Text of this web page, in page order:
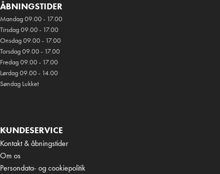
ÅBNINGSTIDER
Mandag 09.00 - 17.00
Tirsdag 09.00 - 17.00
Onsdag 09.00 - 17.00
Torsdag 09.00 - 17.00
Fredag 09.00 - 17.00
Lørdag 09.00 - 14.00
Søndag Lukket
KUNDESERVICE
Kontakt & åbningstider
Om os
Persondata- og cookiepolitik